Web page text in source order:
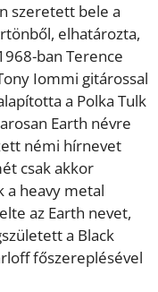
szeretett bele a
elhatározta,
ban Terence
Iommi gitárossal
a Polka Tulk
Earth névre
némi hírnevet
csak akkor
heavy metal
az Earth nevet,
a Black
főszereplésével